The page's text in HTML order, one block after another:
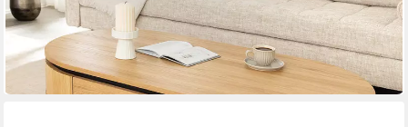
Couchtisch ATELIER 120cm natur / schwarz - Eiche, Metall,
furniert, 2 Schubladen
120 x 40 x 60 cm
B/H/T
299,95 €
in 6-7 Werktagen bei dir